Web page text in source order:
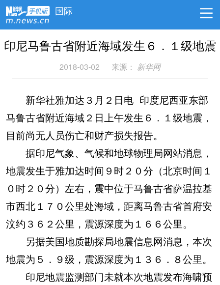
国际
印尼马鲁古省附近海域发生６．１级地震
2018-03-02 来源： 新华网
新华社雅加达３月２日电 印度尼西亚东部
马鲁古省附近海域２日上午发生６．１级地震，
目前尚无人员伤亡和财产损失报告。
据印尼气象、气候和地球物理局网站消息，
地震发生于雅加达时间９时２０分（北京时间１
０时２０分）左右，震中位于马鲁古省萨温拉基
市西北１７０公里处海域，距离马鲁古省首府安
汶约３６２公里，震源深度为１６６公里。
另据美国地质勘探局地震信息网消息，本次
地震为５．９级，震源深度为１３６．８公里。
印尼地震监测部门未就本次地震发布海啸预